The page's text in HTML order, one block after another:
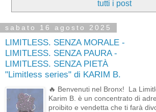
tutti i post
sabato 16 agosto 2025
LIMITLESS. SENZA MORALE -
LIMITLESS. SENZA PAURA -
LIMITLESS. SENZA PIETÀ
"Limitless series" di KARIM B.
🔥 Benvenuti nel Bronx! La
Karim B. è un concentrato di
proibito e vendetta che ti farà